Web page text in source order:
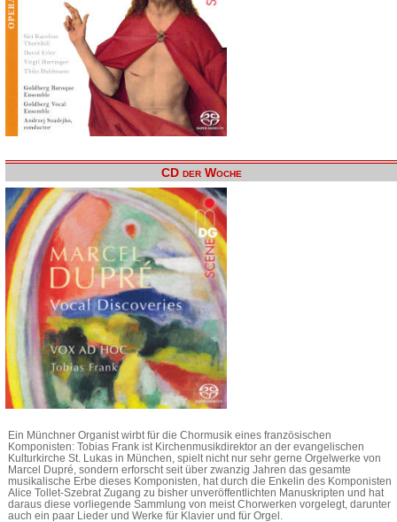
CD der Woche
Ein Münchner Organist wirbt für die Chormusik eines französischen
Komponisten: Tobias Frank ist Kirchenmusikdirektor an der evangelischen
Kulturkirche St. Lukas in München, spielt nicht nur sehr gerne Orgelwerke von
Marcel Dupré, sondern erforscht seit über zwanzig Jahren das gesamte
musikalische Erbe dieses Komponisten, hat durch die Enkelin des Komponisten
Alice Tollet-Szebrat Zugang zu bisher unveröffentlichten Manuskripten und hat
daraus diese vorliegende Sammlung von meist Chorwerken vorgelegt, darunter
auch ein paar Lieder und Werke für Klavier und für Orgel.